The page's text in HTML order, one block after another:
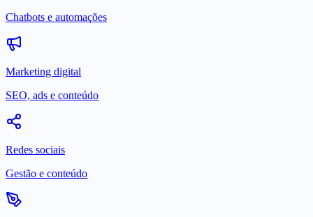
Chatbots e automações
Marketing digital
SEO, ads e conteúdo
Redes sociais
Gestão e conteúdo